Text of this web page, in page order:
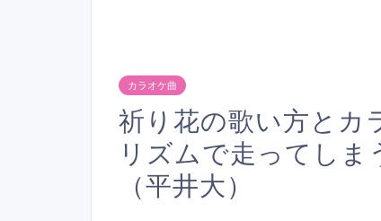
カラオケ曲
祈り花の歌い方とカ
リズムで走ってしま
（平井大）